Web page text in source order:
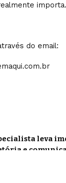
importa.
do email:
leva
e